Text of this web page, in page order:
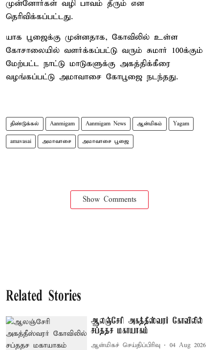
முன்னோர்கள் வழி பாவம் தீரும் என
தெரிவிக்கப்பட்டது.
யாக பூஜைக்கு முன்னதாக, கோவிலில் உள்ள
கோசாலையில் வளர்க்கப்பட்டு வரும் சுமார் 100க்கும்
மேற்பட்ட நாட்டு மாடுகளுக்கு அகத்திக்கீரை
வழங்கப்பட்டு அமாவாசை கோபூஜை நடந்தது.
திண்டுக்கல் Aanmigam Aanmigam News ஆன்மிகம் Yagam
amavasai அமாவாசை அமாவாசை பூஜை
Show Comments
Related Stories
ஆலஞ்சேரி அகத்தீஸ்வரர் கோவிலில்
சப்ததச மகாயாகம்
ஆன்மிகச் செய்திப்பிரிவு 04 Aug 2026